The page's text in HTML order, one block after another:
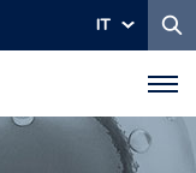
IT